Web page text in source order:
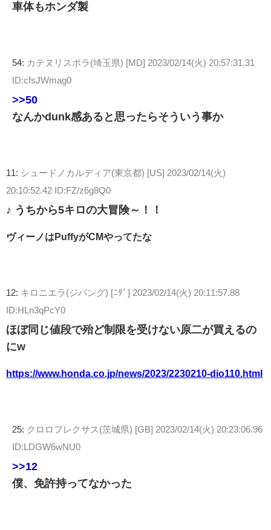
車体もホンダ製
54: カテヌリスポラ(埼玉県) [MD] 2023/02/14(火) 20:57:31.31
ID:cfsJWmag0
>>50
なんかdunk感あると思ったらそういう事か
11: シュードノカルディア(東京都) [US] 2023/02/14(火)
20:10:52.42 ID:FZ/z6g8Q0
♪ うちから5キロの大冒険～！！
ヴィーノはPuffyがCMやってたな
12: キロニエラ(ジパング) [ﾆﾀﾞ] 2023/02/14(火) 20:11:57.88
ID:HLn3qPcY0
ほぼ同じ値段で殆ど制限を受けない原二が買えるの
にw
https://www.honda.co.jp/news/2023/2230210-dio110.html
25: クロロフレクサス(茨城県) [GB] 2023/02/14(火) 20:23:06.96
ID:LDGW6wNU0
>>12
僕、免許持ってなかった